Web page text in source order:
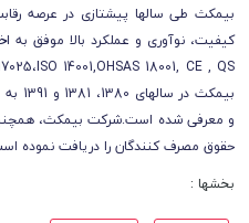
بیمکث طی سال­ها پیشتازی در عرصه
حقوق مصرف کنندگان را دریافت نموده
بخشها :